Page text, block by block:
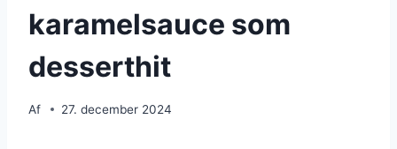
karamelsauce som
desserthit
Af 27. december 2024